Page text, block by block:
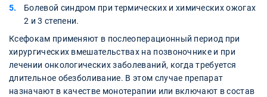
Болевой синдром при термических и химических ожогах
2 и 3 степени.
Ксефокам применяют в послеоперационный период при
хирургических вмешательствах на позвоночнике и при
лечении онкологических заболеваний, когда требуется
длительное обезболивание. В этом случае препарат
назначают в качестве монотерапии или включают в состав